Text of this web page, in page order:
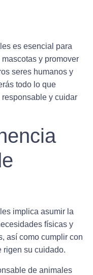
es esencial para
y promover
seres humanos y
todo lo que
y cuidar
implica asumir la
físicas y
así como cumplir con
rigen su cuidado.
de animales